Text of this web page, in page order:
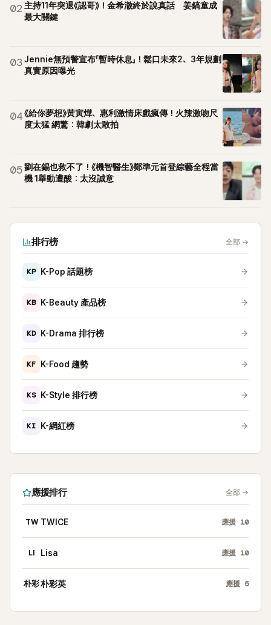
02 主持11年突退《認哥》！金希澈終於說真話 姜鎬童成
最大關鍵
03Jennie無預警宣布「暫時休息」！鬆口未來2、3年規劃
真實原因曝光
04《給你夢想》黃寅燁、惠利激情床戲瘋傳！火辣激吻尺
度太猛 網驚：韓劇太敢拍
05劉在錫也救不了！《機智醫生》鄭準元首登綜藝全程當
機 1舉動遭酸：太沒誠意
排行榜 全部 →
KP K-Pop 話題榜
KB K-Beauty 產品榜
KD K-Drama 排行榜
KF K-Food 趨勢
KS K-Style 排行榜
KI K-網紅榜
應援排行 全部 →
TW TWICE 應援 10
LI Lisa 應援 10
朴彩朴彩英 應援 5